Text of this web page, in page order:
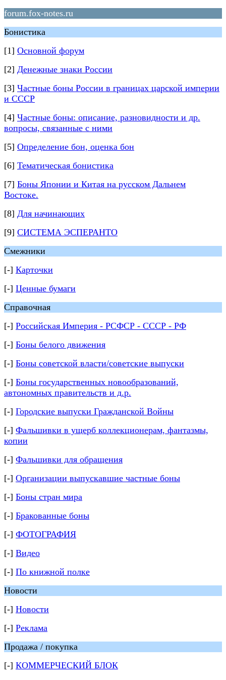
forum.fox-notes.ru
Бонистика
[1] Основной форум
[2] Денежные знаки России
[3] Частные боны России в границах царской империи
и СССР
[4] Частные боны: описание, разновидности и др.
вопросы, связанные с ними
[5] Определение бон, оценка бон
[6] Тематическая бонистика
[7] Боны Японии и Китая на русском Дальнем
Востоке.
[8] Для начинающих
[9] СИСТЕМА ЭСПЕРАНТО
Смежники
[-] Карточки
[-] Ценные бумаги
Справочная
[-] Российская Империя - РСФСР - СССР - РФ
[-] Боны белого движения
[-] Боны советской власти/советские выпуски
[-] Боны государственных новообразований,
автономных правительств и д.р.
[-] Городские выпуски Гражданской Войны
[-] Фальшивки в ущерб коллекционерам, фантазмы,
копии
[-] Фальшивки для обращения
[-] Организации выпускавшие частные боны
[-] Боны стран мира
[-] Бракованные боны
[-] ФОТОГРАФИЯ
[-] Видео
[-] По книжной полке
Новости
[-] Новости
[-] Реклама
Продажа / покупка
[-] КОММЕРЧЕСКИЙ БЛОК